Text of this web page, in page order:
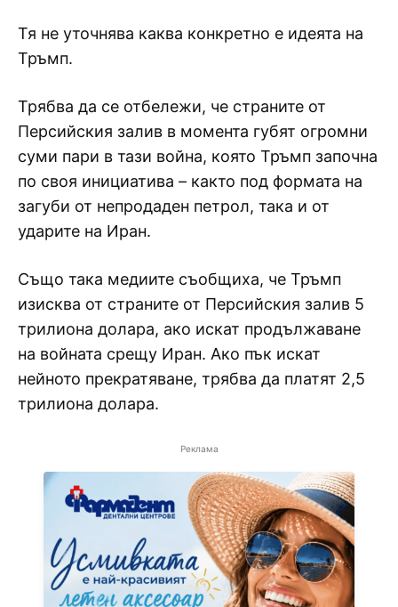
Тя не уточнява каква конкретно е идеята на
Тръмп.
Трябва да се отбележи, че страните от
Персийския залив в момента губят огромни
суми пари в тази война, която Тръмп започна
по своя инициатива – както под формата на
загуби от непродаден петрол, така и от
ударите на Иран.
Също така медиите съобщиха, че Тръмп
изисква от страните от Персийския залив 5
трилиона долара, ако искат продължаване
на войната срещу Иран. Ако пък искат
нейното прекратяване, трябва да платят 2,5
трилиона долара.
Реклама